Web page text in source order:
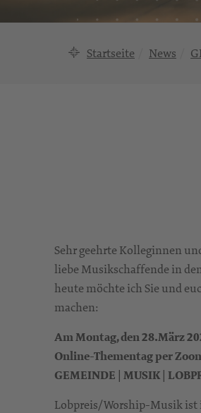
Startseite News
Sehr geehrte Kolleginnen
liebe Musikschaffende in
heute möchte ich Sie und
machen:
Am Montag, den 28.März
Online-Thementag per
GEMEINDE | MUSIK |
Lobpreis/Worship-Musik ist